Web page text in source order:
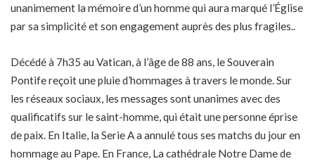
unanimement la mémoire d’un homme qui aura marqué l’Église
par sa simplicité et son engagement auprès des plus fragiles..
Décédé à 7h35 au Vatican, à l’âge de 88 ans, le Souverain
Pontife reçoit une pluie d’hommages à travers le monde. Sur
les réseaux sociaux, les messages sont unanimes avec des
qualificatifs sur le saint-homme, qui était une personne éprise
de paix. En Italie, la Serie A a annulé tous ses matchs du jour en
hommage au Pape. En France, La cathédrale Notre Dame de